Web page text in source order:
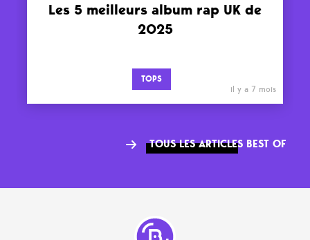
Les 5 meilleurs album rap UK de
2025
TOPS
il y a 7 mois
TOUS LES ARTICLES BEST OF